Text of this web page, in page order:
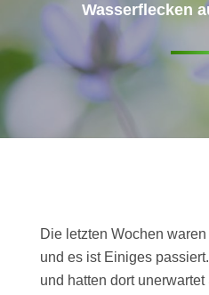
Wasserflecken
Die letzten Wochen
und es ist Einiges
und hatten dort